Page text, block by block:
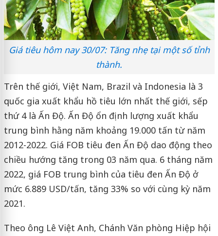
Giá tiêu hôm nay 30/07: Tăng nhẹ tại một số tỉnh
thành.
Trên thế giới, Việt Nam, Brazil và Indonesia là 3
quốc gia xuất khẩu hồ tiêu lớn nhất thế giới, sếp
thứ 4 là Ấn Độ. Ấn Độ ổn định lượng xuất khẩu
trung bình hằng năm khoảng 19.000 tấn từ năm
2012-2022. Giá FOB tiêu đen Ấn Độ dao động theo
chiều hướng tăng trong 03 năm qua. 6 tháng năm
2022, giá FOB trung bình của tiêu đen Ấn Độ ở
mức 6.889 USD/tấn, tăng 33% so với cùng kỳ năm
2021.
Theo ông Lê Việt Anh, Chánh Văn phòng Hiệp hội